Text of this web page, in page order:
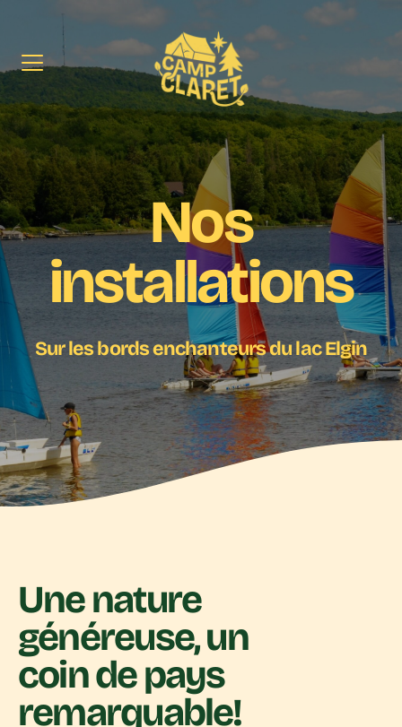
Camp
Claret
Nos
installations
Sur les bords enchanteurs du lac Elgin
Une nature
généreuse, un
coin de pays
remarquable!